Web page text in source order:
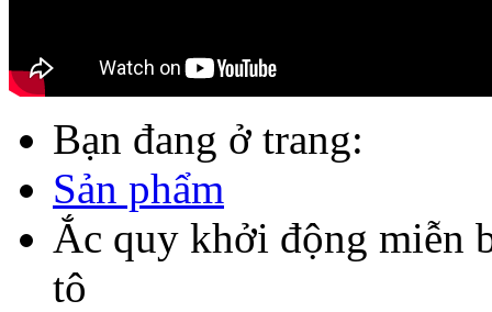
Bạn đang ở trang:
Sản phẩm
Ắc quy khởi động miễn
tô